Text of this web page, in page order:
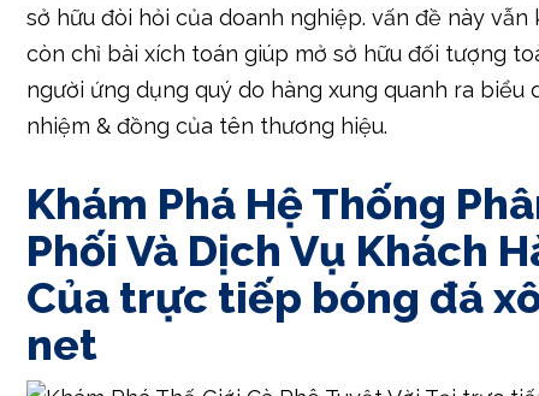
sở hữu đòi hỏi của doanh nghiệp. vấn đề này vẫn
còn chỉ bài xích toán giúp mở sở hữu đối tượng
người ứng dụng quý do hàng xung quanh ra biểu
nhiệm & đồng của tên thương hiệu.
Khám Phá Hệ Thống
Phối Và Dịch Vụ Khách
Của trực tiếp bóng đá
net